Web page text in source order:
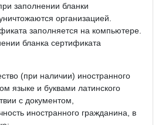
заполнении бланки
организацией.
заполняется на компьютере.
бланка сертификата
(при наличии) иностранного
языке и буквами латинского
с документом,
иностранного гражданина, в